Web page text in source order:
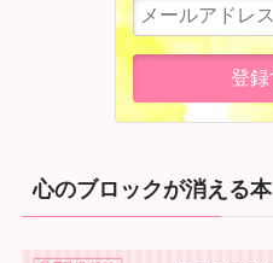
心のブロックが消える本